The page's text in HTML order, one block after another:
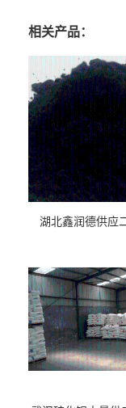
相关产品：
湖北鑫润德供应